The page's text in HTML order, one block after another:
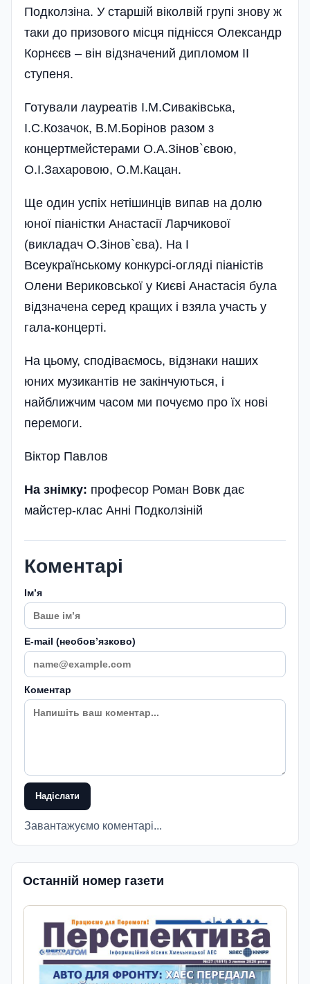
Подколзіна. У старшій віколвій групі знову ж
таки до призового місця піднісся Олександр
Корнєєв – він відзначений дипломом ІІ
ступеня.
Готували лауреатів І.М.Сиваківська,
І.С.Козачок, В.М.Борінов разом з
концертмейстерами О.А.Зінов`євою,
О.І.Захаровою, О.М.Кацан.
Ще один успіх нетішинців випав на долю
юної піаністки Анастасії Ларчикової
(викладач О.Зінов`єва). На І
Всеукраїнському конкурсі-огляді піаністів
Олени Вериковської у Києві Анастасія була
відзначена серед кращих і взяла участь у
гала-концерті.
На цьому, сподіваємось, відзнаки наших
юних музикантів не закінчуються, і
найближчим часом ми почуємо про їх нові
перемоги.
Віктор Павлов
На знімку: професор Роман Вовк дає
майстер-клас Анні Подколзіній
Коментарі
Імʼя
E-mail (необовʼязково)
Коментар
Надіслати
Завантажуємо коментарі...
Останній номер газети